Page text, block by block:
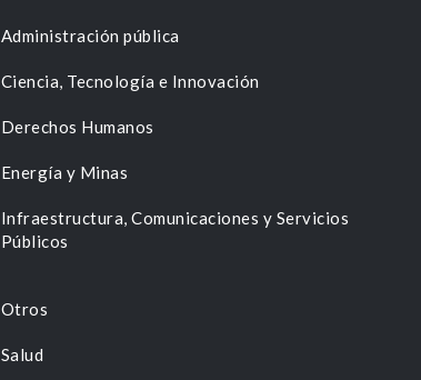
Administración pública
Ciencia, Tecnología e Innovación
Derechos Humanos
Energía y Minas
Infraestructura, Comunicaciones y Servicios
Públicos
Otros
Salud